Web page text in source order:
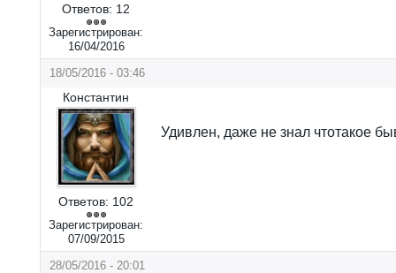
Ответов: 12
Зарегистрирован:
16/04/2016
18/05/2016 - 03:46
Константин
Ответов: 102
Зарегистрирован:
07/09/2015
Удивлен, даже не знал чтотакое
28/05/2016 - 20:01